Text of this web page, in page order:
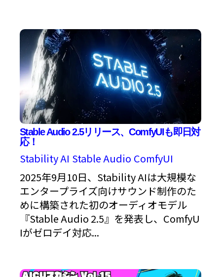
Stable Audio 2.5リリース、ComfyUIも即日対
応！
Stability AI Stable Audio ComfyUI
2025年9月10日、Stability AIは大規模な
エンタープライズ向けサウンド制作のた
めに構築された初のオーディオモデル
『Stable Audio 2.5』を発表し、ComfyU
Iがゼロデイ対応...